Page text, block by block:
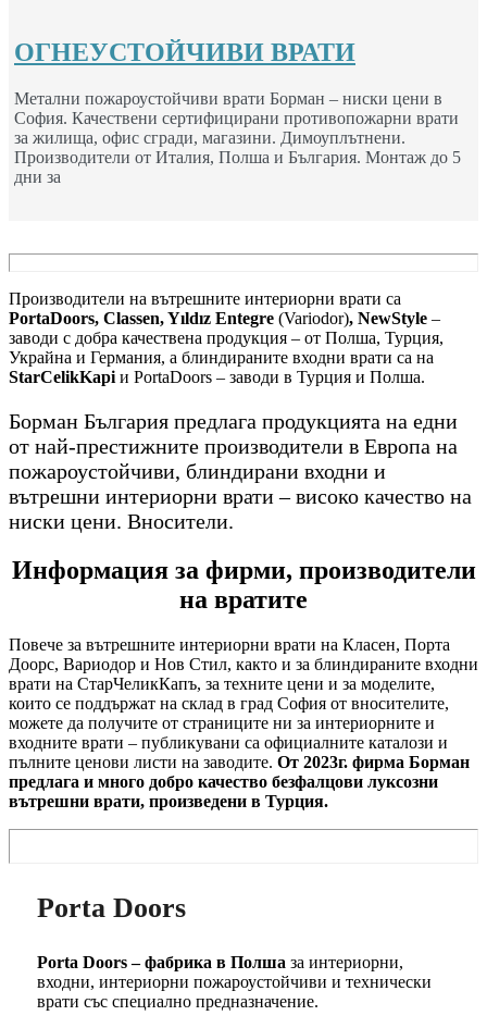
ОГНЕУСТОЙЧИВИ ВРАТИ
Метални пожароустойчиви врати Борман – ниски цени в
София. Качествени сертифицирани противопожарни врати
за жилища, офис сгради, магазини. Димоуплътнени.
Производители от Италия, Полша и България. Монтаж до 5
дни за
Производители на вътрешните интериорни врати са
PortaDoors, Classen, Yıldız Entegre (Variodor), NewStyle –
заводи с добра качествена продукция – от Полша, Турция,
Украйна и Германия, а блиндираните входни врати са на
StarCelikKapi и PortaDoors – заводи в Турция и Полша.
Борман България предлага продукцията на едни
от най-престижните производители в Европа на
пожароустойчиви, блиндирани входни и
вътрешни интериорни врати – високо качество на
ниски цени. Вносители.
Информация за фирми, производители
на вратите
Повече за вътрешните интериорни врати на Класен, Порта
Доорс, Вариодор и Нов Стил, както и за блиндираните входни
врати на СтарЧеликКапъ, за техните цени и за моделите,
които се поддържат на склад в град София от вносителите,
можете да получите от страниците ни за интериорните и
входните врати – публикувани са официалните каталози и
пълните ценови листи на заводите. От 2023г. фирма Борман
предлага и много добро качество безфалцови луксозни
вътрешни врати, произведени в Турция.
Porta Doors
Porta Doors – фабрика в Полша за интериорни,
входни, интериорни пожароустойчиви и технически
врати със специално предназначение.